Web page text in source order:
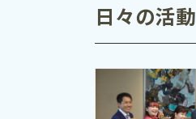
日々の活動